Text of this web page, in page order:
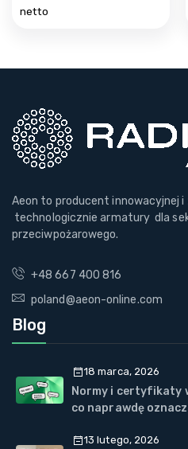
netto
Aeon to producent innowacyjnej i
technologicznie armatury dla
przeciwpożarowego.
+48 667 400 816
poland@aeon-online.com
Blog
18 marca, 2026
Normy i certyfikaty
co naprawdę
13 lutego, 2026